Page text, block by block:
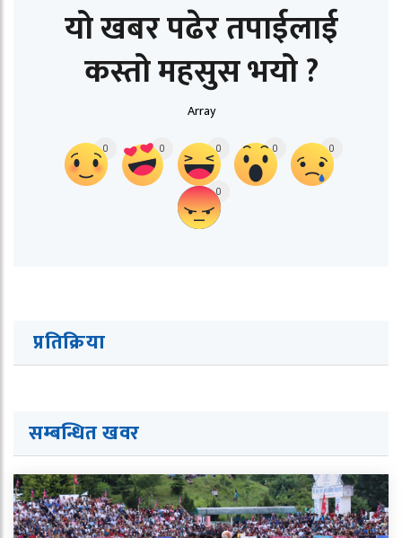
यो खबर पढेर तपाईलाई
कस्तो महसुस भयो ?
Array
0 0 0 0 0
0
प्रतिक्रिया
सम्बन्धित खवर